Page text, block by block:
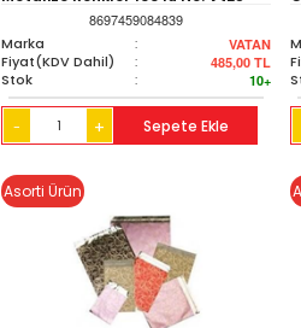
8697459084839
Marka
: VATAN
Fiyat(KDV Dahil) : 485,00 TL
Stok : 10+
- + Sepete Ekle
Asorti Ürün